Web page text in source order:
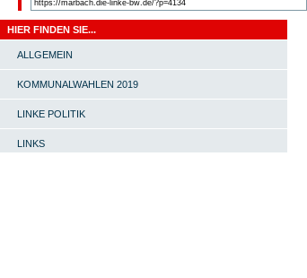
HIER FINDEN SIE...
ALLGEMEIN
KOMMUNALWAHLEN 2019
LINKE POLITIK
LINKS